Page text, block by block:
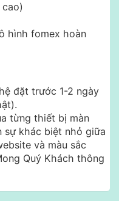
hình fomex hoàn
đặt trước 1-2 ngày
từng thiết bị màn
sự khác biệt nhỏ giữa
và màu sắc
Quý Khách thông